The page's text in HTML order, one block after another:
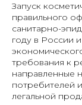
Запуск
правильного
санитарно-
году в России
требования к
направленные
потребителей
легальной